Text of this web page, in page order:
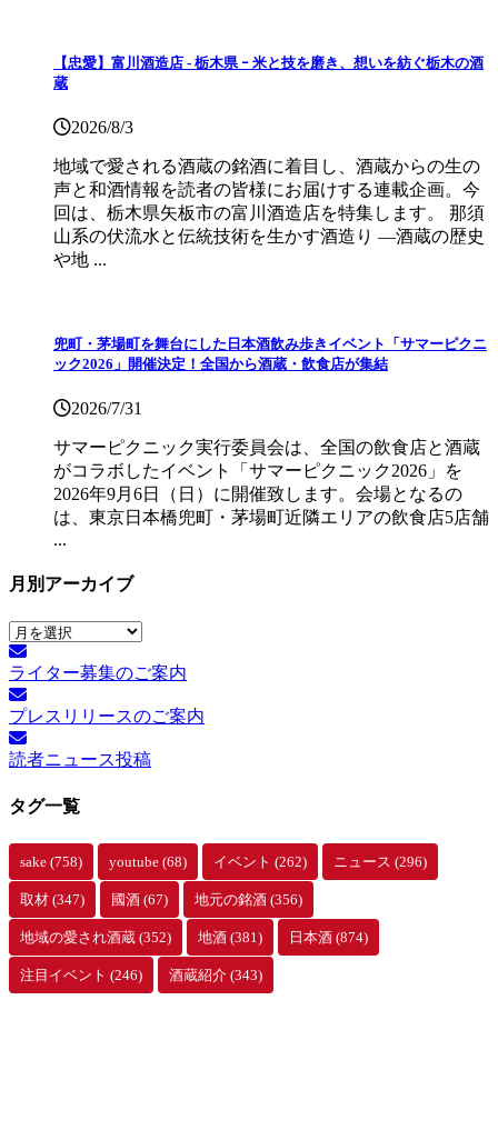
【忠愛】富川酒造店 ‐ 栃木県 ｰ 米と技を磨き、想いを紡ぐ栃木の酒
蔵
2026/8/3
地域で愛される酒蔵の銘酒に着目し、酒蔵からの生の
声と和酒情報を読者の皆様にお届けする連載企画。今
回は、栃木県矢板市の富川酒造店を特集します。 那須
山系の伏流水と伝統技術を生かす酒造り ―酒蔵の歴史
や地 ...
兜町・茅場町を舞台にした日本酒飲み歩きイベント「サマーピクニ
ック2026」開催決定！全国から酒蔵・飲食店が集結
2026/7/31
サマーピクニック実⾏委員会は、全国の飲⾷店と酒蔵
がコラボしたイベント「サマーピクニック2026」を
2026年9月6日（日）に開催致します。会場となるの
は、東京日本橋兜町・茅場町近隣エリアの飲食店5店舗
...
月別アーカイブ
月
別
ア
ー
カ
イ
ブ
ライター募集のご案内
プレスリリースのご案内
読者ニュース投稿
タグ一覧
sake (758) youtube (68) イベント (262) ニュース (296)
取材 (347) 國酒 (67) 地元の銘酒 (356)
地域の愛され酒蔵 (352) 地酒 (381) 日本酒 (874)
注目イベント (246) 酒蔵紹介 (343)